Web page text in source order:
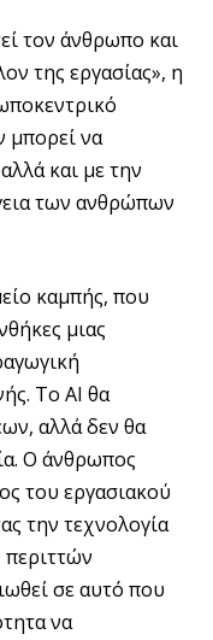
τον άνθρωπο και
της εργασίας», η
μπορεί να
και με την
των ανθρώπων
καμπής, που
μιας
Το AI θα
αλλά δεν θα
Ο άνθρωπος
του εργασιακού
την τεχνολογία
σε αυτό που
να